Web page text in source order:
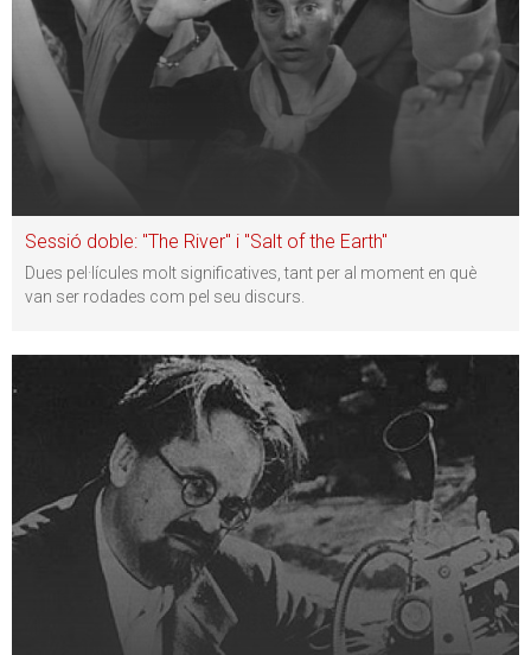
Sessió doble: "The River" i "Salt of the Earth"
Dues pel·lícules molt significatives, tant per al moment en què
van ser rodades com pel seu discurs.